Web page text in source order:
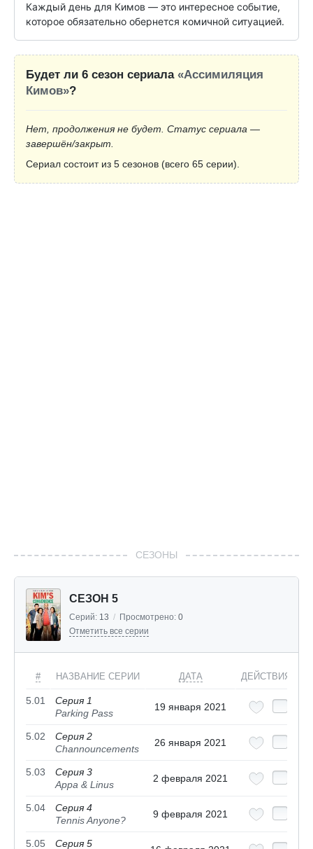
Каждый день для Кимов — это интересное событие,
которое обязательно обернется комичной ситуацией.
Будет ли 6 сезон сериала «Ассимиляция
Кимов»?
Нет, продолжения не будет. Статус сериала —
завершён/закрыт.
Сериал состоит из 5 сезонов (всего 65 серии).
СЕЗОНЫ
СЕЗОН 5
Серий: 13 / Просмотрено: 0
Отметить все серии
# НАЗВАНИЕ СЕРИИ ДАТА ДЕЙСТВИЯ
5.01
Серия 1
Parking Pass
19 января 2021
5.02
Серия 2
Channouncements
26 января 2021
5.03
Серия 3
Appa & Linus
2 февраля 2021
5.04
Серия 4
Tennis Anyone?
9 февраля 2021
5.05
Серия 5